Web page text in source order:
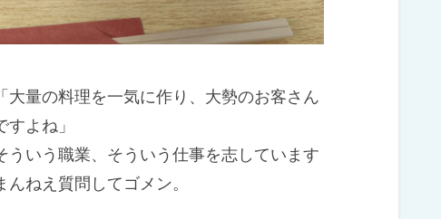
量の料理を一気に作り、大勢のお客さん
よね」
いう職業、そういう仕事を志しています
ねえ質問してゴメン。